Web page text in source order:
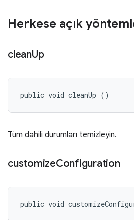
Herkese açık
cleanUp
public void cleanUp ()
Tüm dahili durumları temizleyin.
customizeConfiguration
public void